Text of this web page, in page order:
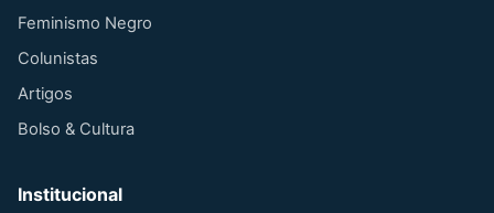
Feminismo Negro
Colunistas
Artigos
Bolso & Cultura
Institucional